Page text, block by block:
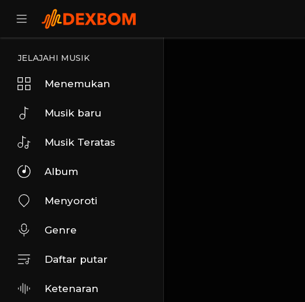
JELAJAHI MUSIK
Menemukan
Musik baru
Musik Teratas
Album
Menyoroti
Genre
Daftar putar
Ketenaran